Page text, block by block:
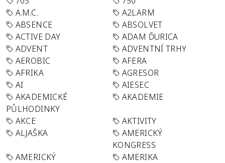
A.M.C.
A2LARM
ABSENCE
ABSOLVET
ACTIVE DAY
ADAM ĎURICA
ADVENT
ADVENTNÍ TRHY
AEROBIC
AFERA
AFRIKA
AGRESOR
AI
AIESEC
AKADEMICKÉ
PŮLHODINKY
AKADEMIE
AKCE
AKTIVITY
ALJAŠKA
AMERICKÝ
KONGRESS
AMERICKÝ
AMERIKA